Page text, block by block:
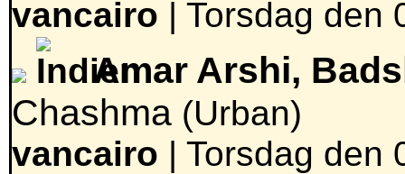
vancairo | Torsdag den
Amar Arshi,
Chashma (Urban)
vancairo | Torsdag den